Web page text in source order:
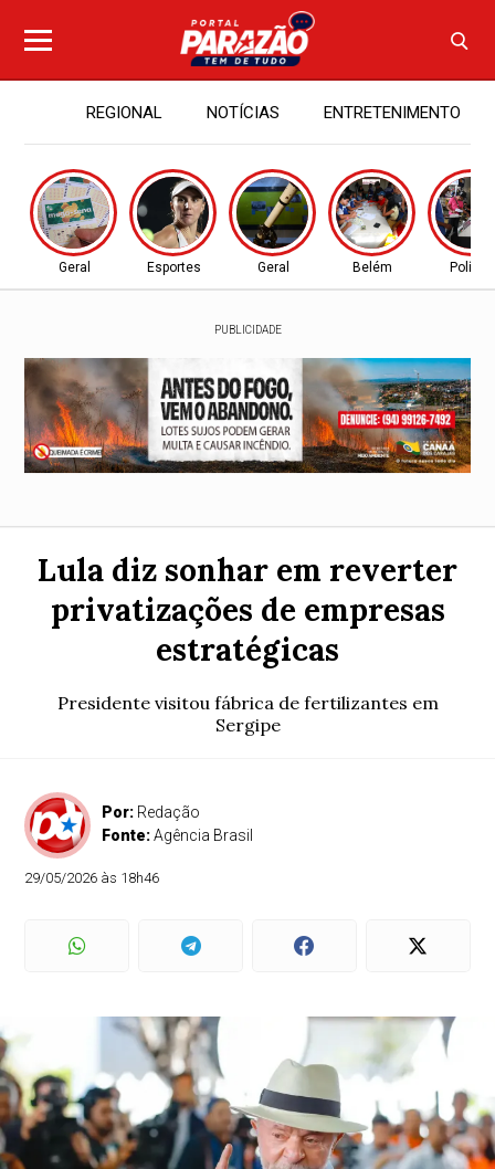
REGIONAL NOTÍCIAS ENTRETENIMENTO
Geral Esportes Geral Belém Política
PUBLICIDADE
Lula diz sonhar em reverter
privatizações de empresas
estratégicas
Presidente visitou fábrica de fertilizantes em
Sergipe
Por: Redação
Fonte:Agência Brasil
29/05/2026 às 18h46